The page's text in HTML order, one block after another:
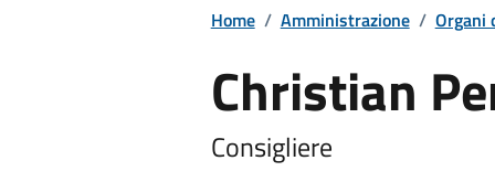
Home / Amministrazione / Organi
Christian
Consigliere